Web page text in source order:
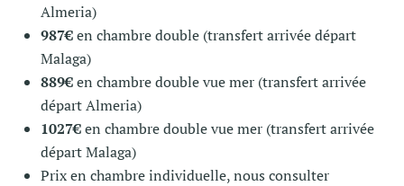
Almeria)
987€en chambre double (transfert arrivée départ
Malaga)
889€en chambre double vue mer (transfert arrivée
départ Almeria)
1027€en chambre double vue mer (transfert arrivée
départ Malaga)
Prix en chambre individuelle, nous consulter